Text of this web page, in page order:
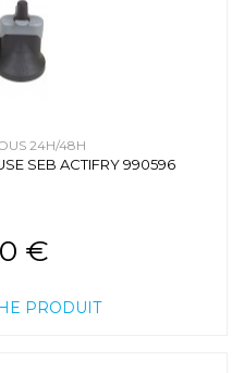
24H/48H
SEB ACTIFRY 990596
€
PRODUIT